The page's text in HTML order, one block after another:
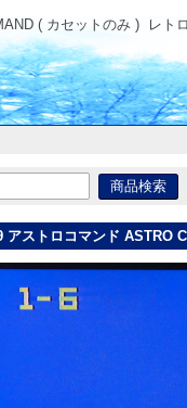
( カセットのみ ) レト
アストロコマンド ASTRO